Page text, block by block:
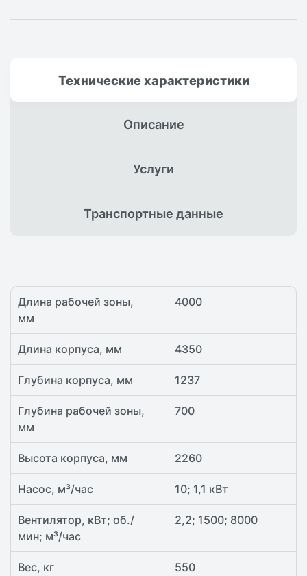
Техническиехарактеристики
Описание
Услуги
Транспортныеданные
Длина рабочей зоны,
мм
4000
Длина корпуса, мм 4350
Глубина корпуса, мм 1237
Глубина рабочей зоны,
мм
700
Высота корпуса, мм 2260
Насос, м³/час 10; 1,1 кВт
Вентилятор, кВт; об./
мин; м³/час
2,2; 1500; 8000
Вес, кг 550